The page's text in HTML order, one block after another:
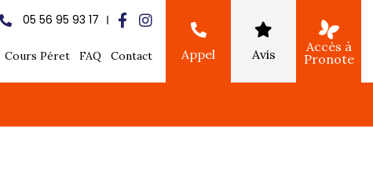
05 56 95 93 17
Cours Péret FAQ Contact Appel Avis
Accès à
Pronote